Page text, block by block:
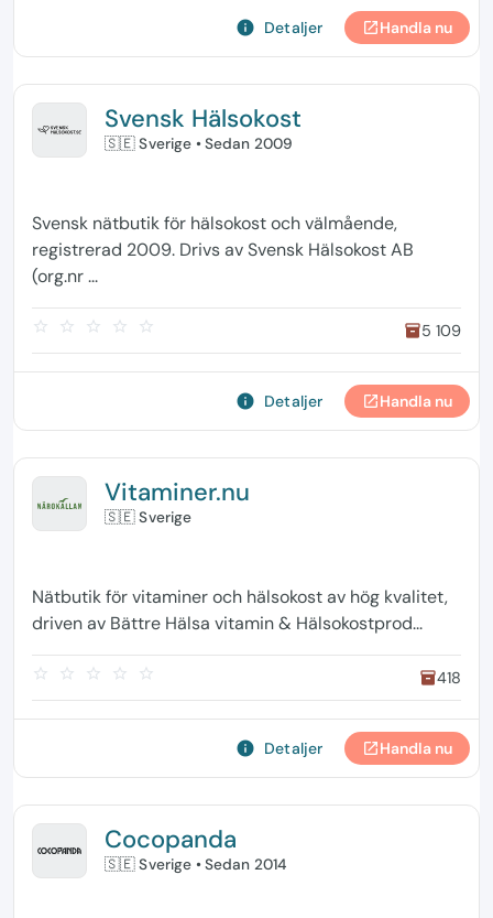
info Detaljer open_in_newHandla nu
Svensk Hälsokost
🇸🇪 Sverige • Sedan 2009
Svensk nätbutik för hälsokost och välmående,
registrerad 2009. Drivs av Svensk Hälsokost AB
(org.nr ...
star_border star_border star_border star_border star_border inventory5 109
info Detaljer open_in_newHandla nu
Vitaminer.nu
🇸🇪 Sverige
Nätbutik för vitaminer och hälsokost av hög kvalitet,
driven av Bättre Hälsa vitamin & Hälsokostprod...
star_border star_border star_border star_border star_border inventory418
info Detaljer open_in_newHandla nu
Cocopanda
🇸🇪 Sverige • Sedan 2014